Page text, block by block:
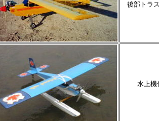
後部トラ
水上機